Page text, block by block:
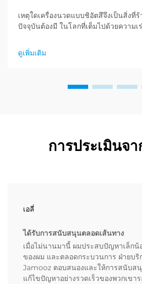
เหตุใดเครื่องนวดแบบชิอัตสึจึงเป็นสิ่งที่
ปัจจุบันต้องมี ในโลกที่เต็มไปด้วยความเร่งรีบในปัจจุบัน ที่
บริโภคต่างมองหาวิธีการที่มีประสิทธิภา
ร่างกายและจิตใจของตนเองอย่างจริงจัง
ดูเพิ่มเติม
การประเมินจ
เอลี่
ได้รับการสนับสนุนตลอดเส้นทาง
เมื่อไม่นานมานี้ ผมประสบปัญหาเล็กน้
ของผม และตลอดกระบวนการ ฝ่ายบริ
Jamooz ตอบสนองและให้การสนับส
แก้ไขปัญหาอย่างรวดเร็วของพวกเขา